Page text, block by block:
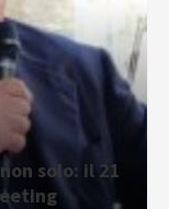
solo: il 21